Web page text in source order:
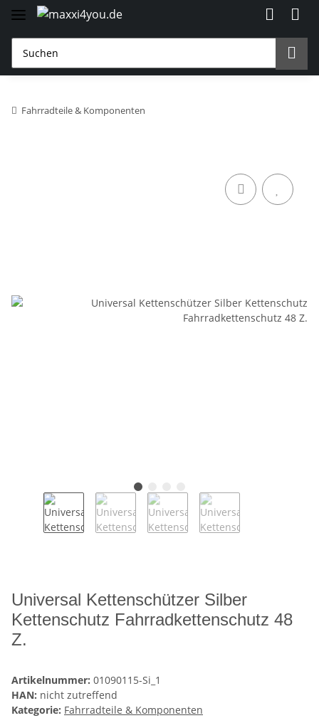
Fahrradteile & Komponenten
Universal Kettenschützer Silber
Kettenschutz Fahrradkettenschutz 48
Z.
Artikelnummer: 01090115-Si_1
HAN: nicht zutreffend
Kategorie: Fahrradteile & Komponenten